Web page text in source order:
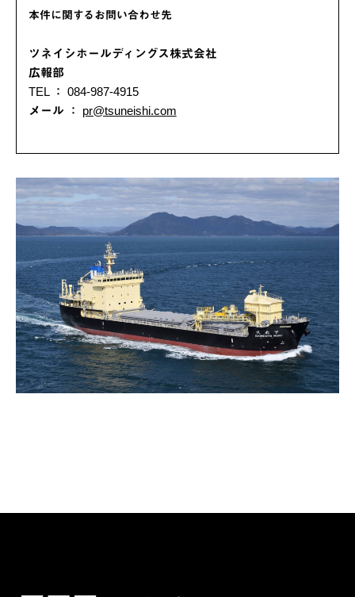
本件に関するお問い合わせ先
ツネイシホールディングス株式会社
広報部
TEL ： 084-987-4915
メール ： pr@tsuneishi.com